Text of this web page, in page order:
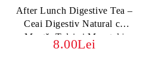
After Lunch Digestive Tea –
Ceai Digestiv Natural cu
Mentă, Tulsi și Mușețel |
Relaxare și Confort Gastric
8.00Lei